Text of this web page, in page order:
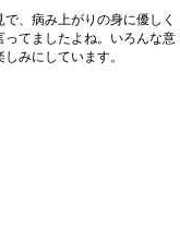
、病み上がりの身に優しく
てましたよね。いろんな意
みにしています。